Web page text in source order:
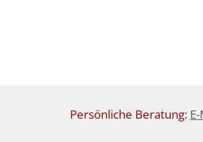
Persönliche Beratung: